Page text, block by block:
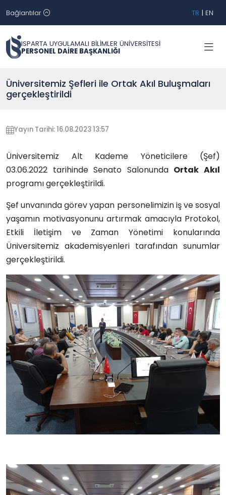
Bağlantılar TR | EN
ISPARTA UYGULAMALI BİLİMLER ÜNİVERSİTESİ
PERSONEL DAİRE BAŞKANLIĞI
Üniversitemiz Şefleri ile Ortak Akıl Buluşmaları
gerçekleştirildi
Yayın Tarihi: 16.08.2023 13:57
Üniversitemiz Alt Kademe Yöneticilere (Şef)
03.06.2022 tarihinde Senato Salonunda Ortak Akıl
programı gerçekleştirildi.
Şef unvanında görev yapan personelimizin iş ve sosyal
yaşamın motivasyonunu artırmak amacıyla Protokol,
Etkili İletişim ve Zaman Yönetimi konularında
Üniversitemiz akademisyenleri tarafından sunumlar
gerçekleştirildi.